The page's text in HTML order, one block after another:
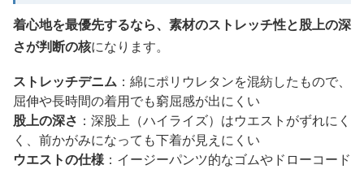
着心地を最優先するなら、素材のストレッチ性と股上の深
さが判断の核になります。
ストレッチデニム ：綿にポリウレタンを混紡したもので、
屈伸や長時間の着用でも窮屈感が出にくい
股上の深さ ：深股上（ハイライズ）はウエストがずれにく
く、前かがみになっても下着が見えにくい
ウエストの仕様：イージーパンツ的なゴムやドローコード